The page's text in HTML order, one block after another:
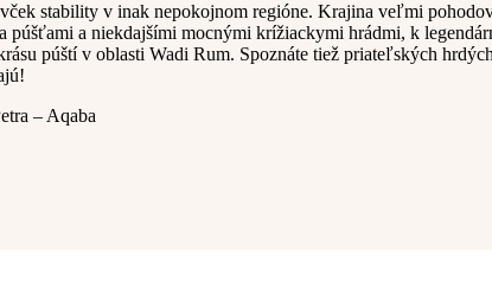
stability v inak nepokojnom regióne. Krajina veľmi
a niekdajšími mocnými krížiackymi hrádmi, k
púští v oblasti Wadi Rum. Spoznáte tiež priateľských
– Aqaba